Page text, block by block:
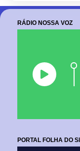
RÁDIO NOSSA VOZ
PORTAL FOLHA DO